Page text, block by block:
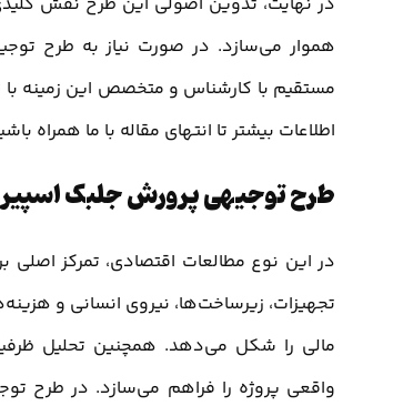
هموار می‌سازد. در صورت نیاز به طرح
اطلاعات بیشتر تا انتهای مقاله با ما همراه
طرح توجیهی پرورش جلبک
در این نوع مطالعات اقتصادی، تمرکز
تجهیزات، زیرساخت‌ها، نیروی انسانی و
مالی را شکل می‌دهد. همچنین تحلیل
واقعی پروژه را فراهم می‌سازد. در طرح